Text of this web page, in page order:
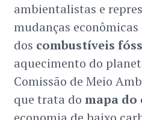
ambientalistas e
mudanças
dos combustíveis
aquecimento do
Comissão de Meio
que trata do mapa do